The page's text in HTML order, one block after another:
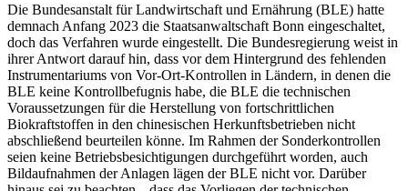
Die Bundesanstalt für Landwirtschaft und Ernährung (BLE) hatte
demnach Anfang 2023 die Staatsanwaltschaft Bonn eingeschaltet,
doch das Verfahren wurde eingestellt. Die Bundesregierung weist in
ihrer Antwort darauf hin, dass vor dem Hintergrund des fehlenden
Instrumentariums von Vor-Ort-Kontrollen in Ländern, in denen die
BLE keine Kontrollbefugnis habe, die BLE die technischen
Voraussetzungen für die Herstellung von fortschrittlichen
Biokraftstoffen in den chinesischen Herkunftsbetrieben nicht
abschließend beurteilen könne. Im Rahmen der Sonderkontrollen
seien keine Betriebsbesichtigungen durchgeführt worden, auch
Bildaufnahmen der Anlagen lägen der BLE nicht vor. Darüber